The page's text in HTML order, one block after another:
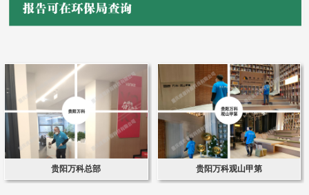
贵阳万科总部 贵阳万科观山甲第